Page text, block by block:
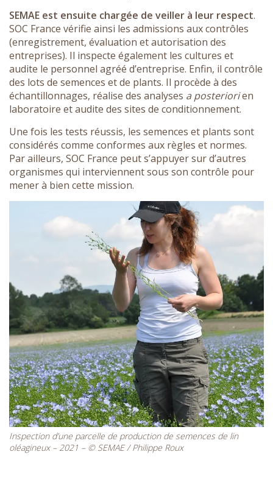
SEMAE est ensuite chargée de veiller à leur respect.
SOC France vérifie ainsi les admissions aux contrôles
(enregistrement, évaluation et autorisation des
entreprises). Il inspecte également les cultures et
audite le personnel agréé d’entreprise. Enfin, il contrôle
des lots de semences et de plants. Il procède à des
échantillonnages, réalise des analyses a posteriorien
laboratoire et audite des sites de conditionnement.
Une fois les tests réussis, les semences et plants sont
considérés comme conformes aux règles et normes.
Par ailleurs, SOC France peut s’appuyer sur d’autres
organismes qui interviennent sous son contrôle pour
mener à bien cette mission.
Inspection d’une parcelle de production de semences de lin
oléagineux – 2021 – © SEMAE / Philippe Roux